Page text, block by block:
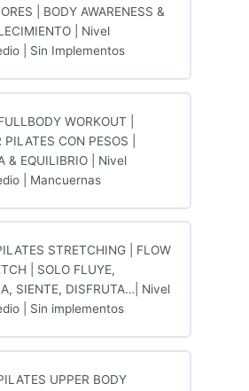
| BODY AWARENESS &
| Nivel
| Sin Implementos
WORKOUT |
PILATES CON PESOS |
& EQUILIBRIO | Nivel
| Mancuernas
STRETCHING | FLOW
| SOLO FLUYE,
SIENTE, DISFRUTA…| Nivel
| Sin implementos
UPPER BODY